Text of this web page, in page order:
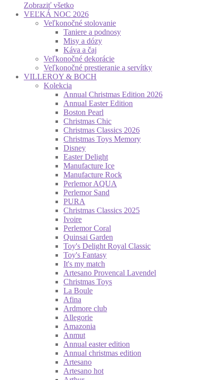
Zobraziť všetko
VEĽKÁ NOC 2026
Veľkonočné stolovanie
Taniere a podnosy
Misy a dózy
Káva a čaj
Veľkonočné dekorácie
Veľkonočné prestieranie a servítky
VILLEROY & BOCH
Kolekcia
Annual Christmas Edition 2026
Annual Easter Edition
Boston Pearl
Christmas Chic
Christmas Classics 2026
Christmas Toys Memory
Disney
Easter Delight
Manufacture Ice
Manufacture Rock
Perlemor AQUA
Perlemor Sand
PURA
Christmas Classics 2025
Ivoire
Perlemor Coral
Quinsai Garden
Toy's Delight Royal Classic
Toy's Fantasy
It's my match
Artesano Provencal Lavendel
Christmas Toys
La Boule
Afina
Ardmore club
Allegorie
Amazonia
Anmut
Annual easter edition
Annual christmas edition
Artesano
Artesano hot